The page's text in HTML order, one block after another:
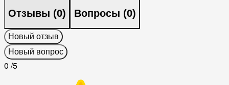
Отзывы (0) Вопросы (0)
Новый отзыв
Новый вопрос
0 /5